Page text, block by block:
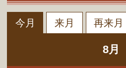
機関となりました。この
んどの患者様が一旦レン
院で2重チェックする流
のお渡しが約1か月後に
今月 来月 再来月
8月